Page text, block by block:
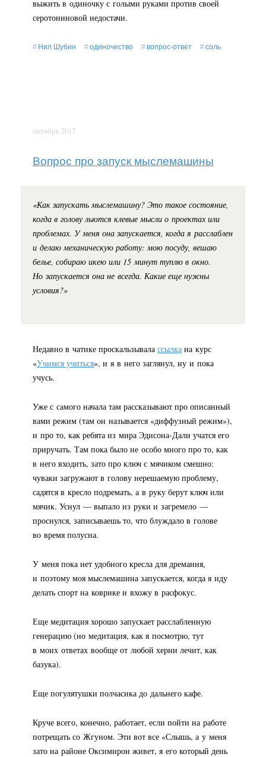
выжить в одиночку с голыми руками против своей
серотониновой недостачи.
Нил Шубин одиночество вопрос-ответ соль
октябрь 2017
Вопрос про запуск мыслемашины
«Как запускать мыслемашину? Это такое состояние,
когда в голову льются клевые мысли о проектах или
проблемах. У меня она запускается, когда я расслаблен
и делаю механическую работу: мою посуду, вешаю
белье, собираю икею или 15 минут туплю в окно.
Но запускается она не всегда. Какие еще нужны
условия?»
Недавно в чатике проскальзывала ссылка на курс
«Учимся учиться», и я в него заглянул, ну и пока
учусь.
Уже с самого начала там рассказывают про описанный
вами режим (там он называется «диффузный режим»),
и про то, как ребята из мира Эдисона-Дали учатся его
приручать. Там пока было не особо много про то, как
в него входить, зато про ключ с мячиком смешно:
чуваки загружают в голову нерешаемую проблему,
садятся в кресло подремать, а в руку берут ключ или
мячик. Уснул — выпало из руки и загремело —
проснулся, записываешь то, что блуждало в голове
во время полусна.
У меня пока нет удобного кресла для дремания,
и поэтому моя мыслемашина запускается, когда я иду
делать спорт на коврике и вхожу в расфокус.
Еще медитация хорошо запускает расслабленную
генерацию (но медитация, как я посмотрю, тут
в моих ответах вообще от любой херни лечит, как
базука).
Еще погулятушки полчасика до дальнего кафе.
Круче всего, конечно, работает, если пойти на работе
потрещать со Жгуном. Эти вот все «Слышь, а у меня
зато на районе Оксимирон живет, я его который день